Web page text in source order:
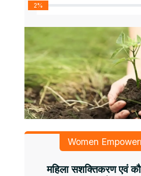
2%
Women
महिला सशक्तिकरण एवं